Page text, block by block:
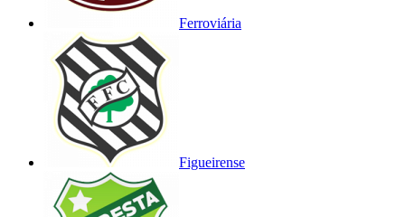
Ferroviária
Figueirense